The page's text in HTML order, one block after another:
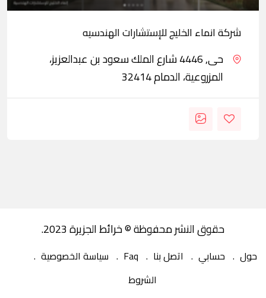
شركة انماء الخليج للإستشارات الهندسيه
حى, 4446 شارع الملك سعود بن عبدالعزيز،
المزروعية، الدمام 32414
حقوق النشر محفوظة © خرائط الجزيرة 2023.
حول حسابي اتصل بنا Faq
سياسة الخصوصية
الشروط